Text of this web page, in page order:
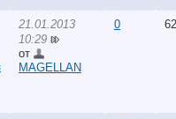
21.01.2013
10:29
от
MAGELLAN
0